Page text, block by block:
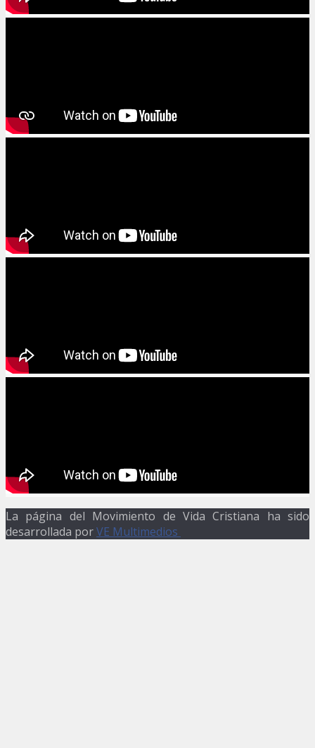
La página del Movimiento de Vida Cristiana ha sido
desarrollada porVE Multimedios